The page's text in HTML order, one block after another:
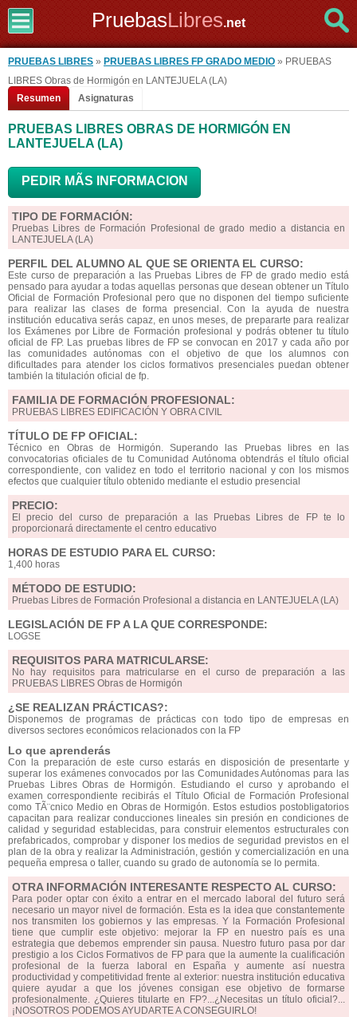
PruebasLibres.net
PRUEBAS LIBRES » PRUEBAS LIBRES FP GRADO MEDIO » PRUEBAS
LIBRES Obras de Hormigón en LANTEJUELA (LA)
Resumen
Asignaturas
PRUEBAS LIBRES OBRAS DE HORMIGÓN EN
LANTEJUELA (LA)
PEDIR MÃS INFORMACION
TIPO DE FORMACIÓN:
Pruebas Libres de Formación Profesional de grado medio a distancia en
LANTEJUELA (LA)
PERFIL DEL ALUMNO AL QUE SE ORIENTA EL CURSO:
Este curso de preparación a las Pruebas Libres de FP de grado medio está
pensado para ayudar a todas aquellas personas que desean obtener un Título
Oficial de Formación Profesional pero que no disponen del tiempo suficiente
para realizar las clases de forma presencial. Con la ayuda de nuestra
institución educativa serás capaz, en unos meses, de prepararte para realizar
los Exámenes por Libre de Formación profesional y podrás obtener tu título
oficial de FP. Las pruebas libres de FP se convocan en 2017 y cada año por
las comunidades autónomas con el objetivo de que los alumnos con
dificultades para atender los ciclos formativos presenciales puedan obtener
también la titulación oficial de fp.
FAMILIA DE FORMACIÓN PROFESIONAL:
PRUEBAS LIBRES EDIFICACIÓN Y OBRA CIVIL
TÍTULO DE FP OFICIAL:
Técnico en Obras de Hormigón. Superando las Pruebas libres en las
convocatorias oficiales de tu Comunidad Autónoma obtendrás el título oficial
correspondiente, con validez en todo el territorio nacional y con los mismos
efectos que cualquier título obtenido mediante el estudio presencial
PRECIO:
El precio del curso de preparación a las Pruebas Libres de FP te lo
proporcionará directamente el centro educativo
HORAS DE ESTUDIO PARA EL CURSO:
1,400 horas
MÉTODO DE ESTUDIO:
Pruebas Libres de Formación Profesional a distancia en LANTEJUELA (LA)
LEGISLACIÓN DE FP A LA QUE CORRESPONDE:
LOGSE
REQUISITOS PARA MATRICULARSE:
No hay requisitos para matricularse en el curso de preparación a las
PRUEBAS LIBRES Obras de Hormigón
¿SE REALIZAN PRÁCTICAS?:
Disponemos de programas de prácticas con todo tipo de empresas en
diversos sectores económicos relacionados con la FP
Lo que aprenderás
Con la preparación de este curso estarás en disposición de presentarte y
superar los exámenes convocados por las Comunidades Autónomas para las
Pruebas Libres Obras de Hormigón. Estudiando el curso y aprobando el
examen correspondiente recibirás el Título Oficial de Formación Profesional
como TÃ¨cnico Medio en Obras de Hormigón. Estos estudios postobligatorios
capacitan para realizar conducciones lineales sin presión en condiciones de
calidad y seguridad establecidas, para construir elementos estructurales con
prefabricados, comprobar y disponer los medios de seguridad previstos en el
plan de la obra y realizar la Administración, gestión y comercialización en una
pequeña empresa o taller, cuando su grado de autonomía se lo permita.
OTRA INFORMACIÓN INTERESANTE RESPECTO AL CURSO:
Para poder optar con éxito a entrar en el mercado laboral del futuro será
necesario un mayor nivel de formación. Esta es la idea que constantemente
nos transmiten los gobiernos y las empresas. Y la Formación Profesional
tiene que cumplir este objetivo: mejorar la FP en nuestro país es una
estrategia que debemos emprender sin pausa. Nuestro futuro pasa por dar
prestigio a los Ciclos Formativos de FP para que la aumente la cualificación
profesional de la fuerza laboral en España y aumente así nuestra
productividad y competitividad frente al exterior: nuestra institución educativa
quiere ayudar a que los jóvenes consigan ese objetivo de formarse
profesionalmente. ¿Quieres titularte en FP?...¿Necesitas un título oficial?...
¡NOSOTROS PODEMOS AYUDARTE A CONSEGUIRLO!